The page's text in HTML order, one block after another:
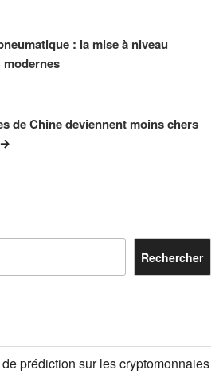
: la mise à niveau
de Chine deviennent moins chers
Rechercher
prédiction sur les cryptomonnaies